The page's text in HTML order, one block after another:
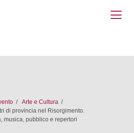
Arte e Cultura
di provincia nel Risorgimento.
musica, pubblico e repertori